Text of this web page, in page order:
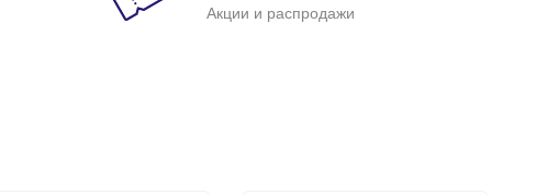
Акции и распродажи